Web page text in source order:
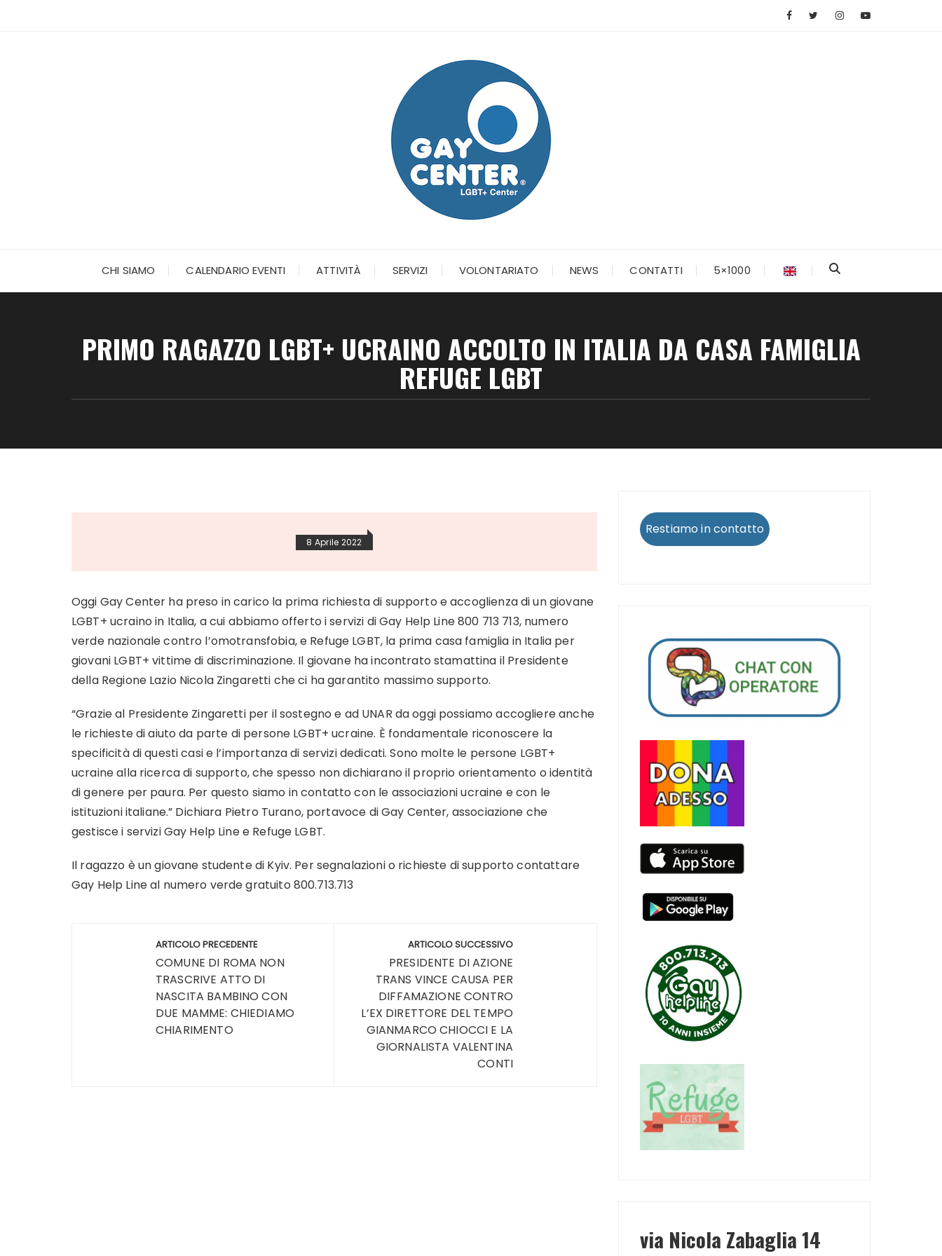
CHI SIAMO CALENDARIO EVENTI ATTIVITÀ SERVIZI VOLONTARIATO NEWS CONTATTI 5×1000
PRIMO RAGAZZO LGBT+ UCRAINO ACCOLTO IN ITALIA DA CASA FAMIGLIA
REFUGE LGBT
8 Aprile 2022
Oggi Gay Center ha preso in carico la prima richiesta di supporto e accoglienza di un giovane
LGBT+ ucraino in Italia, a cui abbiamo offerto i servizi di Gay Help Line 800 713 713, numero
verde nazionale contro l’omotransfobia, e Refuge LGBT, la prima casa famiglia in Italia per
giovani LGBT+ vittime di discriminazione. Il giovane ha incontrato stamattina il Presidente
della Regione Lazio Nicola Zingaretti che ci ha garantito massimo supporto.
“Grazie al Presidente Zingaretti per il sostegno e ad UNAR da oggi possiamo accogliere anche
le richieste di aiuto da parte di persone LGBT+ ucraine. È fondamentale riconoscere la
specificità di questi casi e l’importanza di servizi dedicati. Sono molte le persone LGBT+
ucraine alla ricerca di supporto, che spesso non dichiarano il proprio orientamento o identità
di genere per paura. Per questo siamo in contatto con le associazioni ucraine e con le
istituzioni italiane.” Dichiara Pietro Turano, portavoce di Gay Center, associazione che
gestisce i servizi Gay Help Line e Refuge LGBT.
Il ragazzo è un giovane studente di Kyiv. Per segnalazioni o richieste di supporto contattare
Gay Help Line al numero verde gratuito 800.713.713
NavigazioneARTICOLO PRECEDENTE
COMUNE DI ROMA NON
TRASCRIVE ATTO DI
NASCITA BAMBINO CON
DUE MAMME: CHIEDIAMO
CHIARIMENTO
ARTICOLO SUCCESSIVO
PRESIDENTE DI AZIONE
TRANS VINCE CAUSA PER
DIFFAMAZIONE CONTRO
L’EX DIRETTORE DEL TEMPO
GIANMARCO CHIOCCI E LA
GIORNALISTA VALENTINA
CONTI
Restiamo in contatto
via Nicola Zabaglia 14